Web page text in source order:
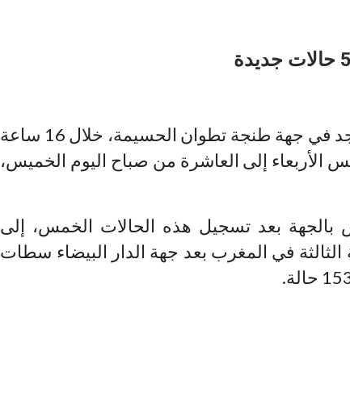
ارتفعت حصيلة فيروس كورونا المستجد في جهة طنجة تطوان الحسيمة، خلال 16 ساعة
إلى العاشرة من صباح اليوم الخميس،
بالجهة بعد تسجيل هذه الحالات الخمس، إلى
الثالثة في المغرب بعد جهة الدار البيضاء سطات